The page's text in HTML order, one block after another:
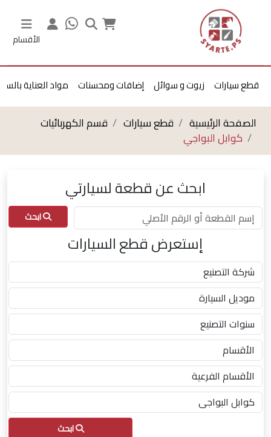
الأقسام
قطع سيارات زيوت و سوائل إضافات ومحسنات مواد العناية
الصفحة الرئيسية قطع سيارات قسم الكهربائيات
كوابل البواجي
ابحث عن قطعة لسيارتي
ابحث
إستعرض قطع السيارات
ابحث